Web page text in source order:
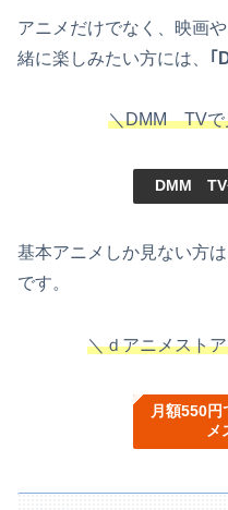
アニメだけでなく、映画
緒に楽しみたい方には、
｢
＼DMM TVで
DMM TV
基本アニメしか見ない方は
です。
＼ｄアニメスト
月額550
メ